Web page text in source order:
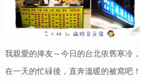
我親愛的捧友～今日的台北依舊寒冷
在一天的忙碌後，直奔溫暖的被窩吧！